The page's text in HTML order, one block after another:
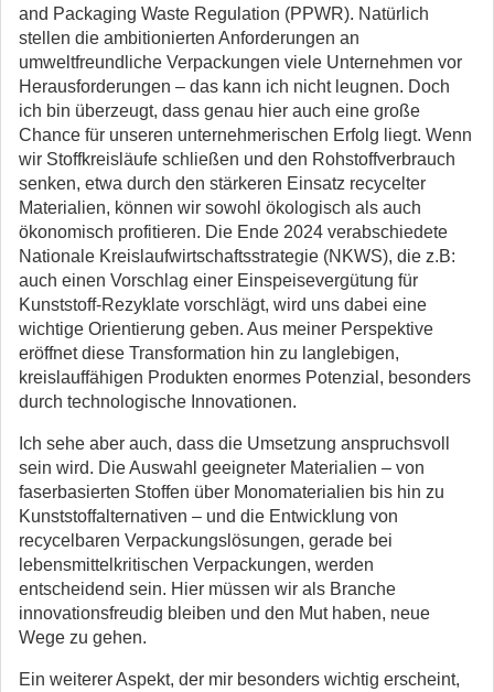
and Packaging Waste Regulation (PPWR). Natürlich
stellen die ambitionierten Anforderungen an
umweltfreundliche Verpackungen viele Unternehmen vor
Herausforderungen – das kann ich nicht leugnen. Doch
ich bin überzeugt, dass genau hier auch eine große
Chance für unseren unternehmerischen Erfolg liegt. Wenn
wir Stoffkreisläufe schließen und den Rohstoffverbrauch
senken, etwa durch den stärkeren Einsatz recycelter
Materialien, können wir sowohl ökologisch als auch
ökonomisch profitieren. Die Ende 2024 verabschiedete
Nationale Kreislaufwirtschaftsstrategie (NKWS), die z.B:
auch einen Vorschlag einer Einspeisevergütung für
Kunststoff-Rezyklate vorschlägt, wird uns dabei eine
wichtige Orientierung geben. Aus meiner Perspektive
eröffnet diese Transformation hin zu langlebigen,
kreislauffähigen Produkten enormes Potenzial, besonders
durch technologische Innovationen.
Ich sehe aber auch, dass die Umsetzung anspruchsvoll
sein wird. Die Auswahl geeigneter Materialien – von
faserbasierten Stoffen über Monomaterialien bis hin zu
Kunststoffalternativen – und die Entwicklung von
recycelbaren Verpackungslösungen, gerade bei
lebensmittelkritischen Verpackungen, werden
entscheidend sein. Hier müssen wir als Branche
innovationsfreudig bleiben und den Mut haben, neue
Wege zu gehen.
Ein weiterer Aspekt, der mir besonders wichtig erscheint,